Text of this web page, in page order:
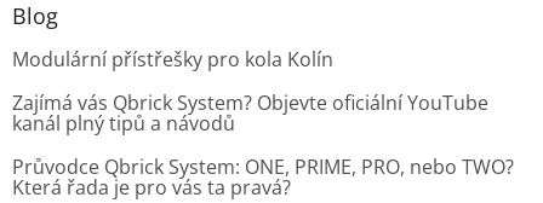
Blog
Modulární přístřešky pro kola Kolín
Zajímá vás Qbrick System? Objevte oficiální YouTube
kanál plný tipů a návodů
Průvodce Qbrick System: ONE, PRIME, PRO, nebo TWO?
Která řada je pro vás ta pravá?